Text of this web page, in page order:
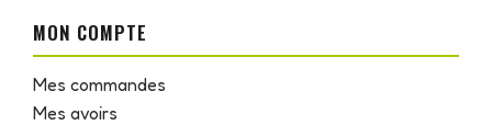
MON COMPTE
Mes commandes
Mes avoirs